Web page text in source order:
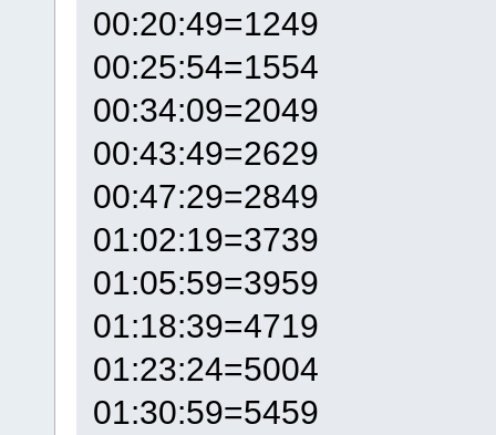
00:20:49=1249
00:25:54=1554
00:34:09=2049
00:43:49=2629
00:47:29=2849
01:02:19=3739
01:05:59=3959
01:18:39=4719
01:23:24=5004
01:30:59=5459